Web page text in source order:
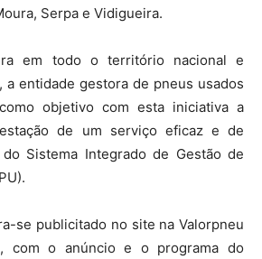
Serpa e Vidigueira.
em todo o território nacional e
a entidade gestora de pneus usados
objetivo com esta iniciativa a
de um serviço eficaz e de
Sistema Integrado de Gestão de
se publicitado no site na Valorpneu
com o anúncio e o programa do